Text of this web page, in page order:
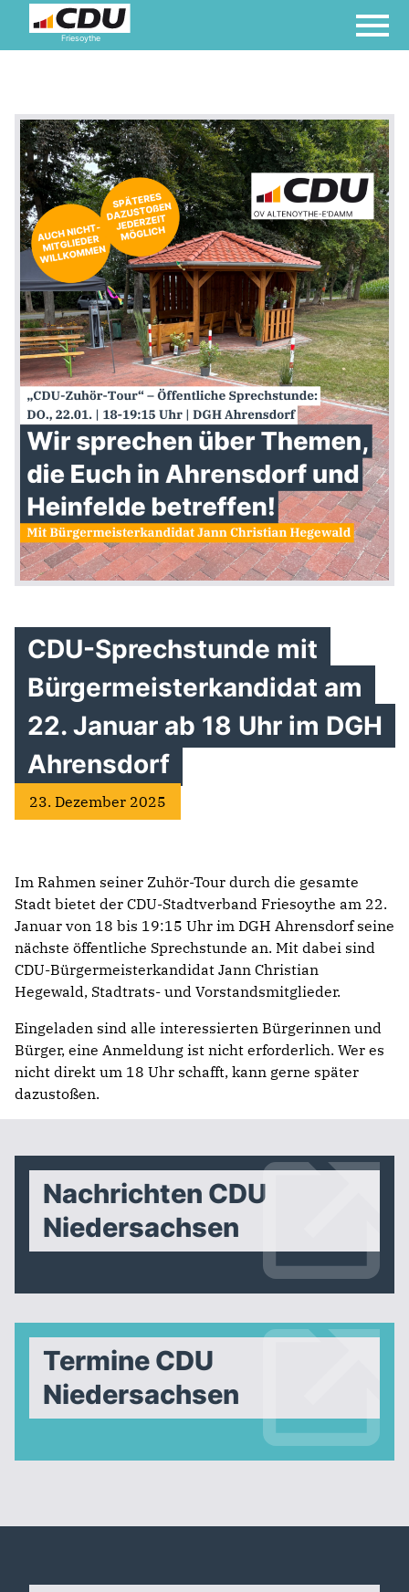
Friesoythe
CDU-Sprechstunde mit
Bürgermeisterkandidat am
22. Januar ab 18 Uhr im DGH
Ahrensdorf
23. Dezember 2025
Im Rahmen seiner Zuhör-Tour durch die gesamte
Stadt bietet der CDU-Stadtverband Friesoythe am 22.
Januar von 18 bis 19:15 Uhr im DGH Ahrensdorf seine
nächste öffentliche Sprechstunde an. Mit dabei sind
CDU-Bürgermeisterkandidat Jann Christian
Hegewald, Stadtrats- und Vorstandsmitglieder.
Eingeladen sind alle interessierten Bürgerinnen und
Bürger, eine Anmeldung ist nicht erforderlich. Wer es
nicht direkt um 18 Uhr schafft, kann gerne später
dazustoßen.
Nachrichten CDU
Niedersachsen
Termine CDU
Niedersachsen